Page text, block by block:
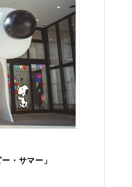
・サマー」